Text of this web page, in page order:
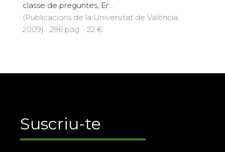
classe de preguntes, Er...
(Publicacions de la Universitat de València,
2009) · 296 pàg. · 22 €
Suscriu-te